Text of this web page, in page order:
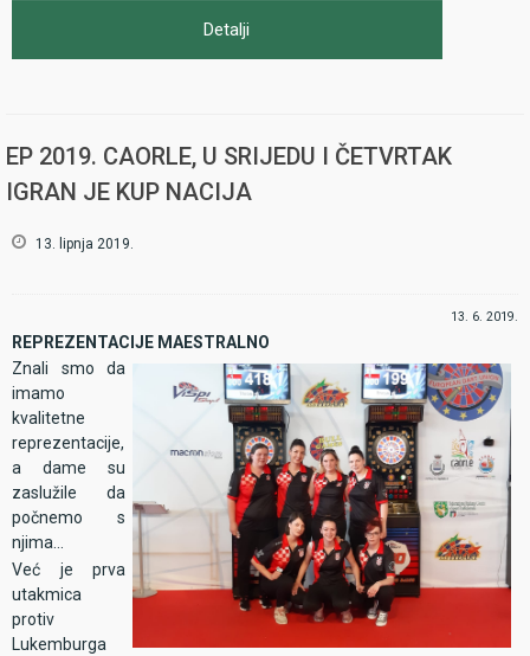
Marina Letica
U četvrtak je ispisana još jedna zlatna stranica u knjizi uspjeha
hrvatskog pikada. Ženska pikado reprezentacija Hrvatske slavila je u
Kupu nacija i osvojia naslov europskih prvakinja. Streloviti na žalost
nisu uspjeli ni drugu godinu za redom pobijediti Čehe iako su odigrali
odličan turnir i tek ih je mali koračić dijelio do zlata.
Detalji
EP 2019. CAORLE, U SRIJEDU I ČETVRTAK
IGRAN JE KUP NACIJA
13. lipnja 2019.
13. 6. 2019.
REPREZENTACIJE MAESTRALNO
Znali smo da
imamo
kvalitetne
reprezentacije,
a dame su
zaslužile da
počnemo s
njima...
Već je prva
utakmica
protiv
Lukemburga